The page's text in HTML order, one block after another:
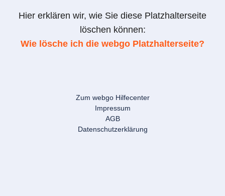
Hier erklären wir, wie Sie diese Platzhalterseite
löschen können:
Wie lösche ich die webgo Platzhalterseite?
Zum webgo Hilfecenter
Impressum
AGB
Datenschutzerklärung